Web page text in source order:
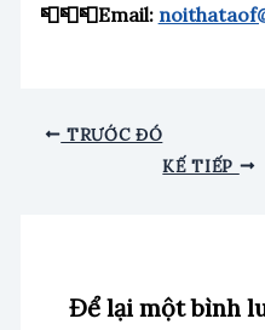
📮📮📮Email:
TRƯỚC ĐÓ
KẾ TIẾP
Để lại một bình